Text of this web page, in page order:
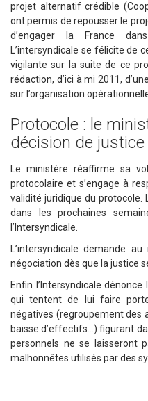
projet alternatif crédible
ont permis de repousser le
d’engager la France
L’intersyndicale se félicite de
vigilante sur la suite de ce
rédaction, d’ici à mi 2011,
sur l’organisation
Protocole : le
décision de justice
Le ministère réaffirme sa
protocolaire et s’engage à
validité juridique du
dans les prochaines
l’Intersyndicale.
L’intersyndicale demande
négociation dès que la justice
Enfin l’Intersyndicale
qui tentent de lui faire
négatives (regroupement des
baisse d’effectifs...) figurant
personnels ne se laisseront
malhonnêtes utilisés par des